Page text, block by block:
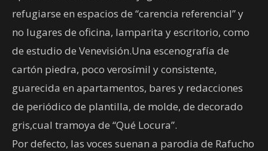
refugiarse en espacios de “carencia referencial” y
no lugares de oficina, lamparita y escritorio, como
de estudio de Venevisión.Una escenografía de
cartón piedra, poco verosímil y consistente,
guarecida en apartamentos, bares y redacciones
de periódico de plantilla, de molde, de decorado
gris,cual tramoya de “Qué Locura”.
Por defecto, las voces suenan a parodia de Rafucho